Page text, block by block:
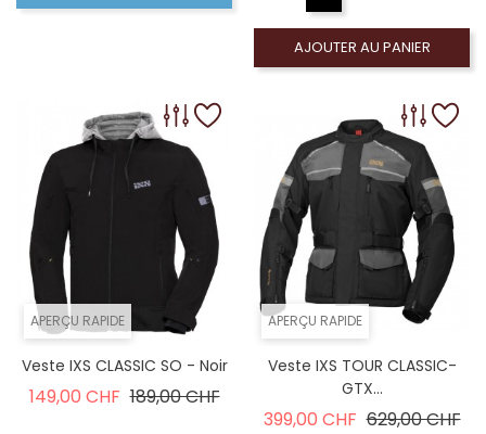
AJOUTER AU PANIER
APERÇU RAPIDE
Veste IXS CLASSIC SO - Noir
149,00 CHF Prix de base
189,00 CHFPrix
APERÇU RAPIDE
Veste IXS TOUR CLASSIC-
GTX...
399,00 CHF Prix de base
629,00 CHF